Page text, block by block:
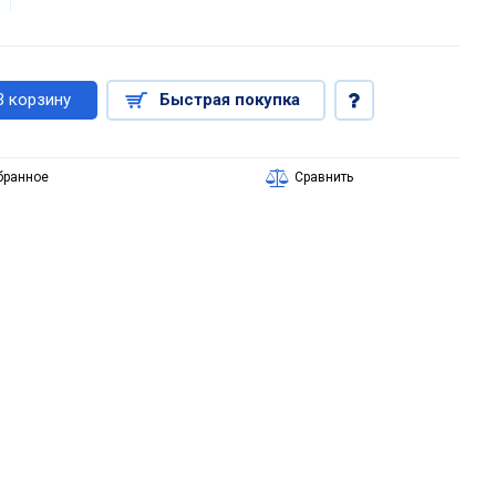
корзину Быстрая покупка
Сравнить